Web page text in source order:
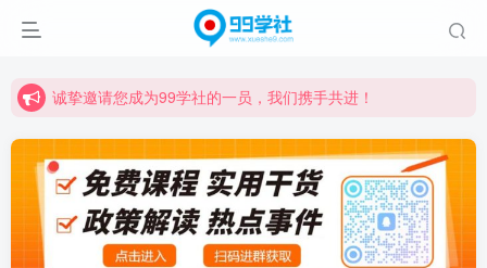
诚挚邀请您成为99学社的一员，我们携手共进！
诚挚邀请您成为99学社的一员，我们携手共进！
学习路上不孤独，99学社与你同行！分享全网优质VIP资源，炒股教程、创业教程、网络营销教程、自媒体短视频教程等，长期更新各大精品创业项目！